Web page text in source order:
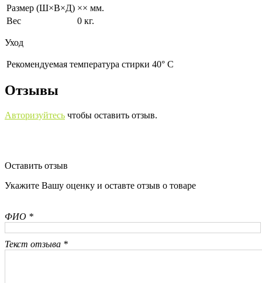
Размер (Ш×В×Д) ×× мм.
Вес
0 кг.
Уход
Рекомендуемая температура стирки 40° С
Отзывы
Авторизуйтесь чтобы оставить отзыв.
Оставить отзыв
Укажите Вашу оценку и оставте отзыв о товаре
ФИО *
Текст отзыва *